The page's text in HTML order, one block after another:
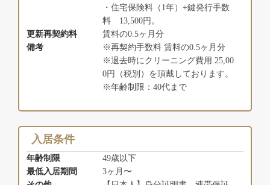
・住宅保険料（1年）+鍵発行手数
料 13,500円。
更新再契約料
賃料の0.5ヶ月分
備考
※再契約手数料 賃料の0.5ヶ月分
※退去時にクリーニング費用 25,00
0円（税別）を頂戴しております。
※年齢制限：40代まで
入居条件
年齢制限
49歳以下
最低入居期間
3ヶ月〜